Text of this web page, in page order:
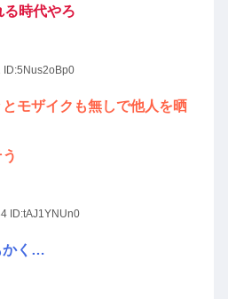
時代やろ
ID:5Nus2oBp0
モザイクも無しで他人を晒
ID:tAJ1YNUn0
かく…